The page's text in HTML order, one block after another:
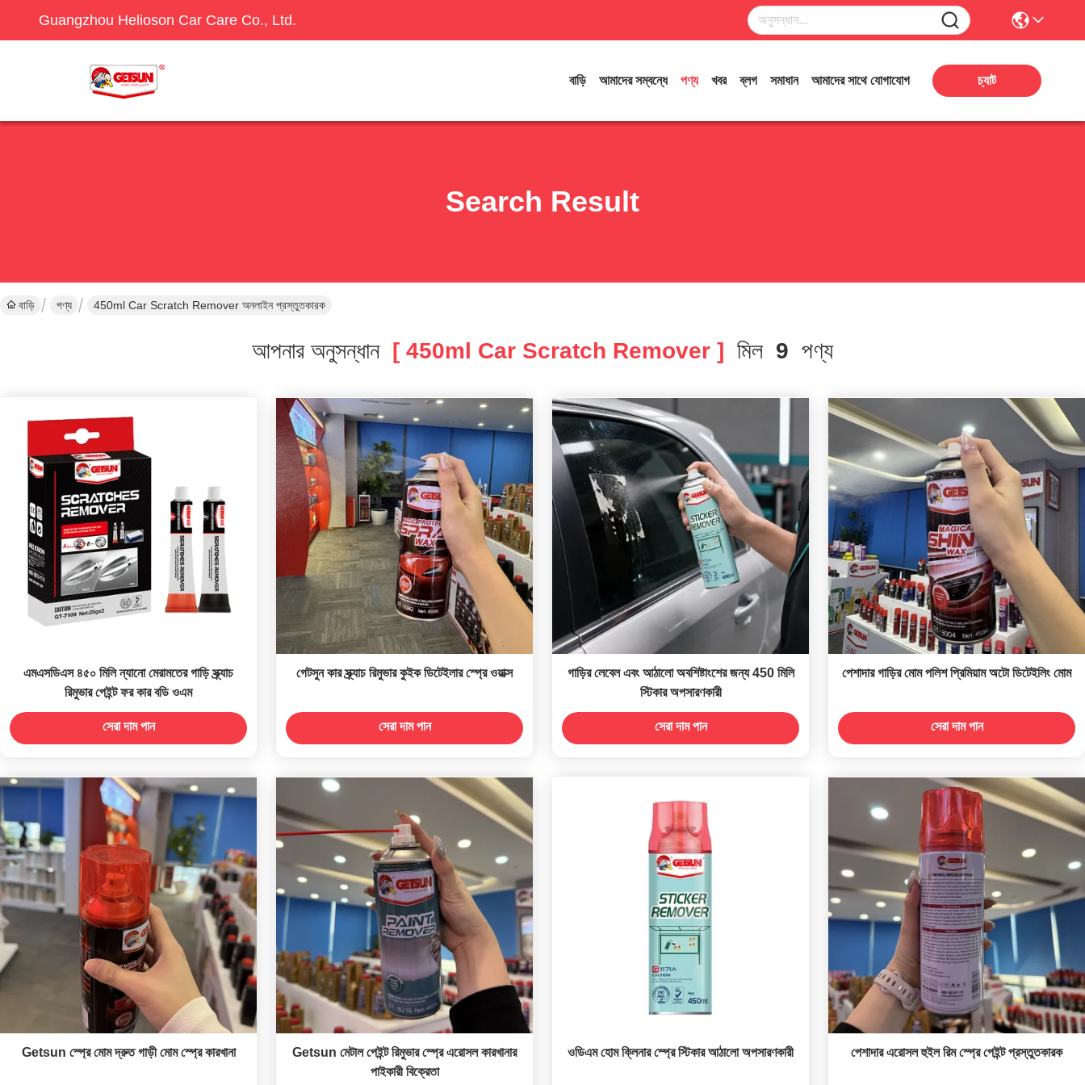
Guangzhou Helioson Car Care Co., Ltd.
বাড়ি আমাদের সম্বন্ধে পণ্য খবর ব্লগ সমাধান আমাদের সাথে যোগাযোগ চ্যাট
Search Result
বাড়ি পণ্য 450ml Car Scratch Remover অনলাইন প্রস্তুতকারক
আপনার অনুসন্ধান[ 450ml Car Scratch Remover ] মিল 9 পণ্য
এমএসডিএস ৪৫০ মিলি ন্যানো মেরামতের গাড়ি স্ক্র্যাচ
রিমুভার পেইন্ট ফর কার বডি ওএম
সেরা দাম পান
গেটসুন কার স্ক্র্যাচ রিমুভার কুইক ডিটেইলার স্প্রে ওয়াক্স
সেরা দাম পান
গাড়ির লেবেল এবং আঠালো অবশিষ্টাংশের জন্য 450 মিলি
স্টিকার অপসারণকারী
সেরা দাম পান
পেশাদার গাড়ির মোম পলিশ প্রিমিয়াম অটো ডিটেইলিং মোম
সেরা দাম পান
Getsun স্প্রে মোম দ্রুত গাড়ী মোম স্প্রে কারখানা
Getsun মেটাল পেইন্ট রিমুভার স্প্রে এরোসল কারখানার
পাইকারী বিক্রেতা
ওডিএম হোম ক্লিনার স্প্রে স্টিকার আঠালো অপসারণকারী পেশাদার এরোসল হুইল রিম স্প্রে পেইন্ট প্রস্তুতকারক